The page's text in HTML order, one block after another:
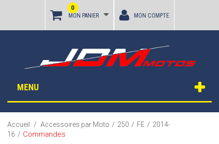
MON PANIER
0
MON COMPTE
MENU
Accueil / Accessoires par Moto / 250 / FE / 2014-
16 / Commandes